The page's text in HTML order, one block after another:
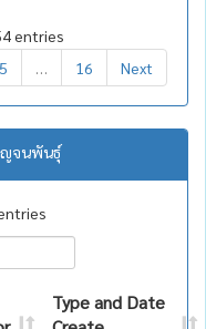
entries
5 16 Next
ญจนพันธุ์
Type and Date